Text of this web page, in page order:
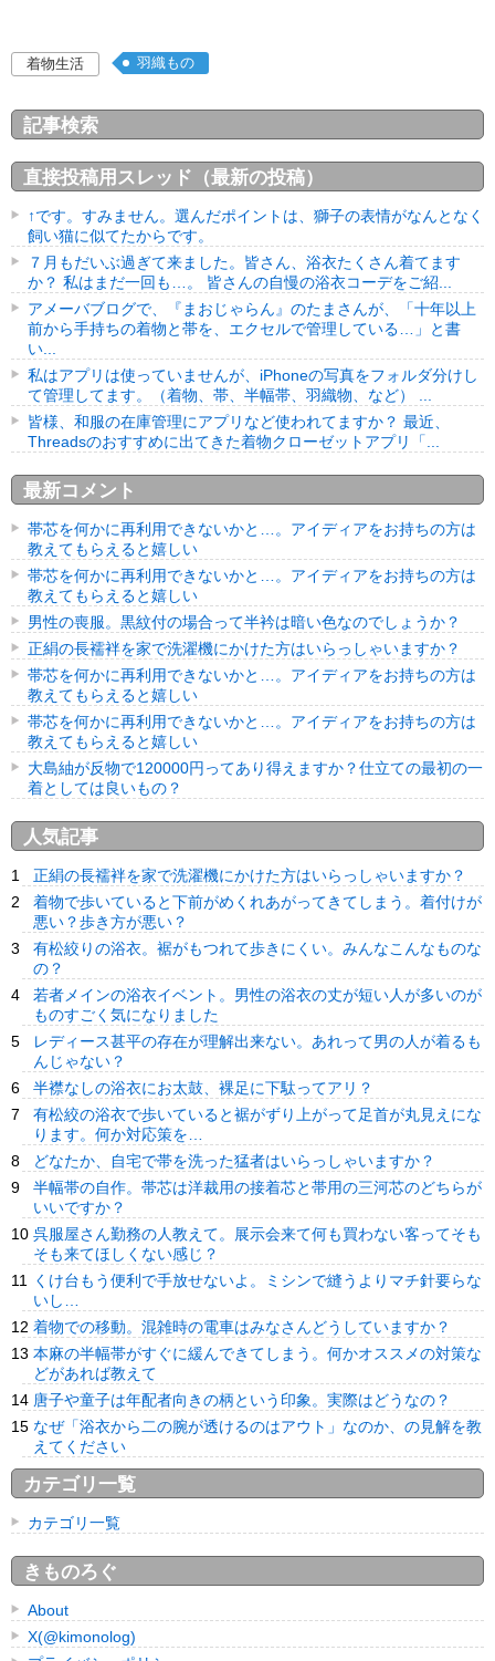
着物生活 羽織もの
記事検索
直接投稿用スレッド（最新の投稿）
↑です。すみません。選んだポイントは、獅子の表情がなんとなく
飼い猫に似てたからです。
７月もだいぶ過ぎて来ました。皆さん、浴衣たくさん着てます
か？ 私はまだ一回も…。 皆さんの自慢の浴衣コーデをご紹...
アメーバブログで、『まおじゃらん』のたまさんが、「十年以上
前から手持ちの着物と帯を、エクセルで管理している…」と書
い...
私はアプリは使っていませんが、iPhoneの写真をフォルダ分けし
て管理してます。（着物、帯、半幅帯、羽織物、など） ...
皆様、和服の在庫管理にアプリなど使われてますか？ 最近、
Threadsのおすすめに出てきた着物クローゼットアプリ「...
最新コメント
帯芯を何かに再利用できないかと…。アイディアをお持ちの方は
教えてもらえると嬉しい
帯芯を何かに再利用できないかと…。アイディアをお持ちの方は
教えてもらえると嬉しい
男性の喪服。黒紋付の場合って半衿は暗い色なのでしょうか？
正絹の長襦袢を家で洗濯機にかけた方はいらっしゃいますか？
帯芯を何かに再利用できないかと…。アイディアをお持ちの方は
教えてもらえると嬉しい
帯芯を何かに再利用できないかと…。アイディアをお持ちの方は
教えてもらえると嬉しい
大島紬が反物で120000円ってあり得えますか？仕立ての最初の一
着としては良いもの？
人気記事
正絹の長襦袢を家で洗濯機にかけた方はいらっしゃいますか？
着物で歩いていると下前がめくれあがってきてしまう。着付けが
悪い？歩き方が悪い？
有松絞りの浴衣。裾がもつれて歩きにくい。みんなこんなものな
の？
若者メインの浴衣イベント。男性の浴衣の丈が短い人が多いのが
ものすごく気になりました
レディース甚平の存在が理解出来ない。あれって男の人が着るも
んじゃない？
半襟なしの浴衣にお太鼓、裸足に下駄ってアリ？
有松絞の浴衣で歩いていると裾がずり上がって足首が丸見えにな
ります。何か対応策を…
どなたか、自宅で帯を洗った猛者はいらっしゃいますか？
半幅帯の自作。帯芯は洋裁用の接着芯と帯用の三河芯のどちらが
いいですか？
呉服屋さん勤務の人教えて。展示会来て何も買わない客ってそも
そも来てほしくない感じ？
くけ台もう便利で手放せないよ。ミシンで縫うよりマチ針要らな
いし…
着物での移動。混雑時の電車はみなさんどうしていますか？
本麻の半幅帯がすぐに緩んできてしまう。何かオススメの対策な
どがあれば教えて
唐子や童子は年配者向きの柄という印象。実際はどうなの？
なぜ「浴衣から二の腕が透けるのはアウト」なのか、の見解を教
えてください
カテゴリ一覧
カテゴリ一覧
きものろぐ
About
X(@kimonolog)